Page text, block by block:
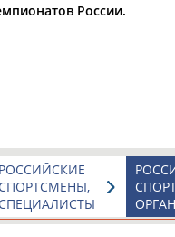
Тамилла
АБАСОВА
России.
РОССИЙСКИЕ
СПОРТСМЕНЫ,
СПЕЦИАЛИСТЫ